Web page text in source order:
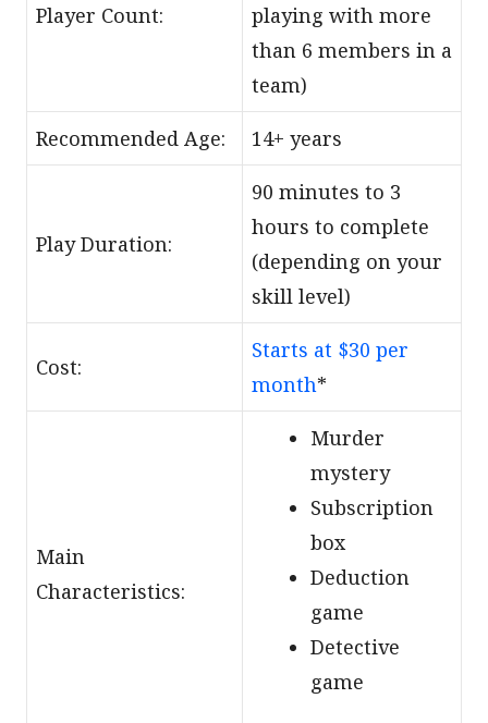
Player Count:
playing with more
than 6 members in a
team)
Recommended Age: 14+ years
Play Duration:
90 minutes to 3
hours to complete
(depending on your
skill level)
Cost:
Starts at $30 per
month*
Main
Characteristics:
Murder
mystery
Subscription
box
Deduction
game
Detective
game